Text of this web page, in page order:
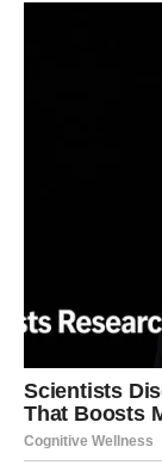
oscilacije koje
Ali vi ste
Sada dolazi
ponudu,
pomaci su
Vaša
najveća
Sudbina vas
izgubili